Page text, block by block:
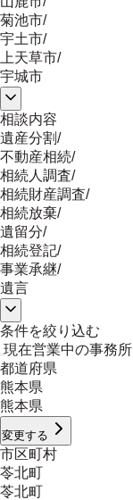
菊池市/
宇土市/
上天草市/
宇城市
相談内容
遺産分割/
不動産相続/
相続人調査/
相続財産調査/
相続放棄/
遺留分/
相続登記/
事業承継/
遺言
条件を絞り込む
現在営業中の事務所
都道府県
熊本県
熊本県
変更する
市区町村
苓北町
苓北町